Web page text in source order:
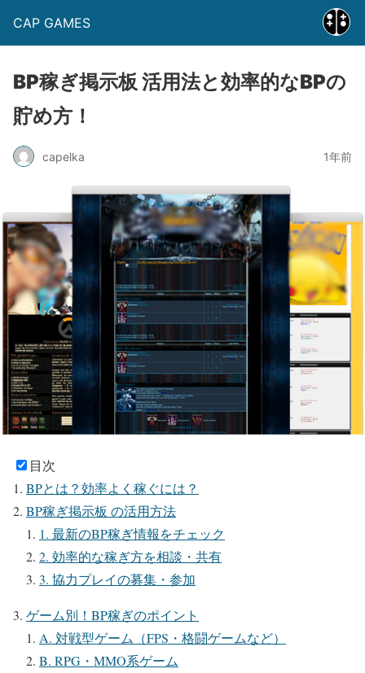
CAP GAMES
BP稼ぎ掲示板 活用法と効率的なBPの
貯め方！
capelka 1年前
目次
BPとは？効率よく稼ぐには？
BP稼ぎ掲示板 の活用方法
1. 最新のBP稼ぎ情報をチェック
2. 効率的な稼ぎ方を相談・共有
3. 協力プレイの募集・参加
ゲーム別！BP稼ぎのポイント
A. 対戦型ゲーム（FPS・格闘ゲームなど）
B. RPG・MMO系ゲーム